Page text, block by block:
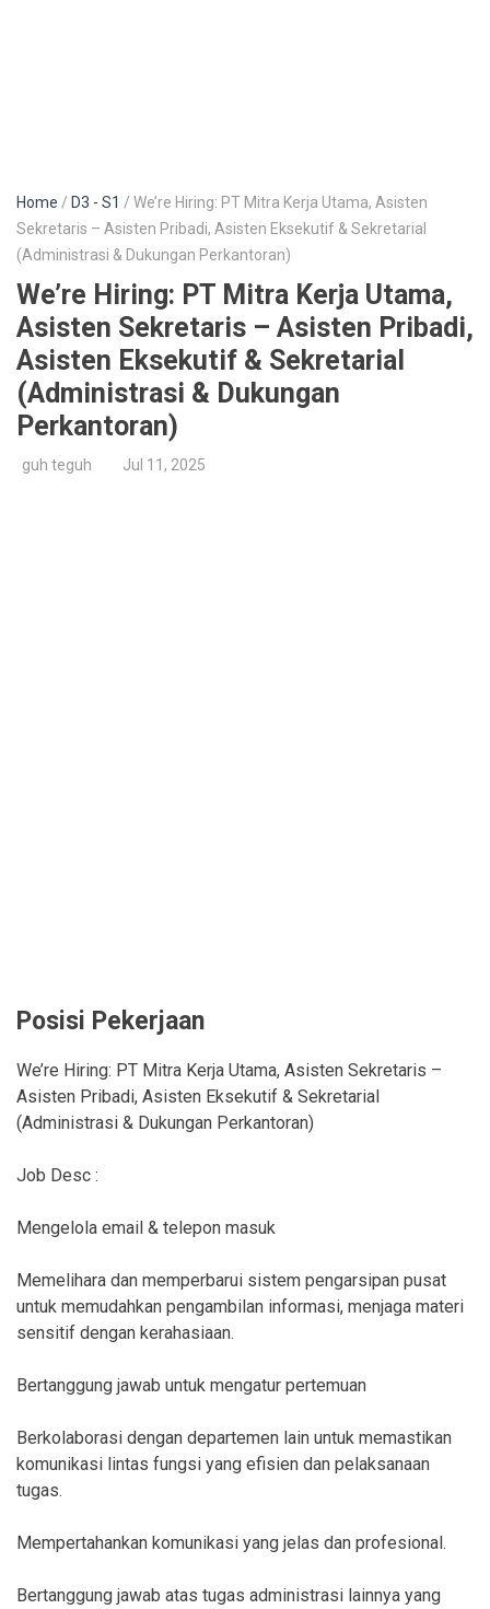
Home / D3 - S1 / We’re Hiring: PT Mitra Kerja Utama, Asisten
Sekretaris – Asisten Pribadi, Asisten Eksekutif & Sekretarial
(Administrasi & Dukungan Perkantoran)
We’re Hiring: PT Mitra Kerja Utama,
Asisten Sekretaris – Asisten Pribadi,
Asisten Eksekutif & Sekretarial
(Administrasi & Dukungan
Perkantoran)
guh teguh Jul 11, 2025
Posisi Pekerjaan
We’re Hiring: PT Mitra Kerja Utama, Asisten Sekretaris –
Asisten Pribadi, Asisten Eksekutif & Sekretarial
(Administrasi & Dukungan Perkantoran)
Job Desc :
Mengelola email & telepon masuk
Memelihara dan memperbarui sistem pengarsipan pusat
untuk memudahkan pengambilan informasi, menjaga materi
sensitif dengan kerahasiaan.
Bertanggung jawab untuk mengatur pertemuan
Berkolaborasi dengan departemen lain untuk memastikan
komunikasi lintas fungsi yang efisien dan pelaksanaan
tugas.
Mempertahankan komunikasi yang jelas dan profesional.
Bertanggung jawab atas tugas administrasi lainnya yang